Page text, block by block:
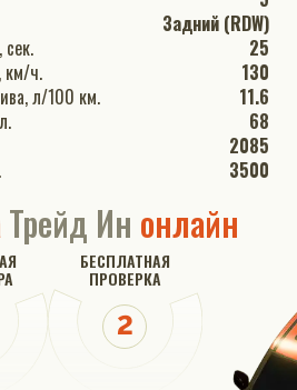
Задний (RDW)
25
Максимальная скорость, км/ч.
130
л/100 км.
11.6
Объем топливного бака, л.
68
2085
3500
Трейд Ин онлайн
БЕСПЛАТНАЯ
ПРОВЕРКА